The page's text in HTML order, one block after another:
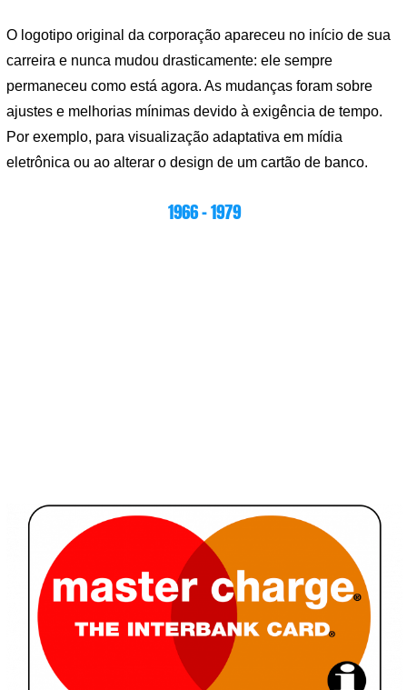
O logotipo original da corporação apareceu no início de sua
carreira e nunca mudou drasticamente: ele sempre
permaneceu como está agora. As mudanças foram sobre
ajustes e melhorias mínimas devido à exigência de tempo.
Por exemplo, para visualização adaptativa em mídia
eletrônica ou ao alterar o design de um cartão de banco.
1966 – 1979